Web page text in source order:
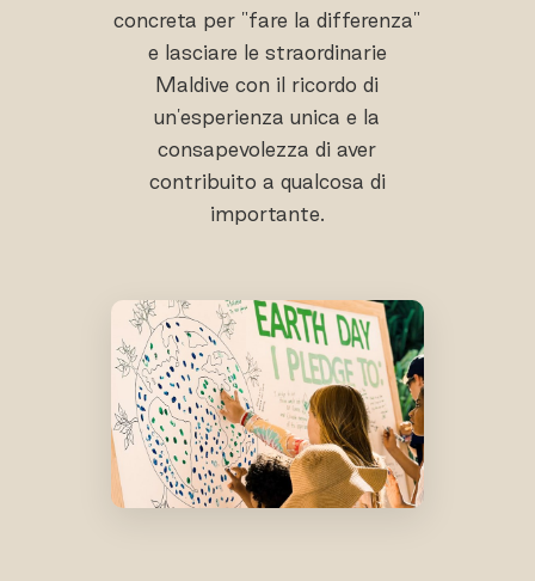
concreta per "fare la differenza"
e lasciare le straordinarie
Maldive con il ricordo di
un'esperienza unica e la
consapevolezza di aver
contribuito a qualcosa di
importante.